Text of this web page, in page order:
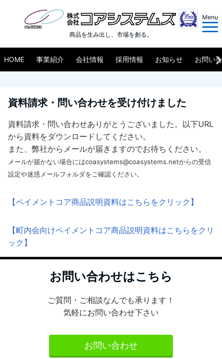
商品を生み出し、市場を創る。
Menu
HOME 事業紹介 会社情報 採用情報 お知らせ お問い
資料請求・問い合わせを受け付けました
資料請求・問い合わせありがとうございました。以下URL
から資料をダウンロードしてください。
また、弊社からメールが届きますのでお待ちください。
メールが届かない場合にはcoasystems@coasystems.netからの受信
設定や迷惑メールフォルダをご確認ください。
【ペイメントコア商品説明資料はこちらをクリック】
【町内会向けペイメントコア商品説明資料はこちらをクリ
ック】
お問い合わせはこちら
ご質問・ご相談なんでも承ります！
気軽にお問い合わせ下さい
お問い合わせ